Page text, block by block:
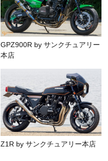
GPZ900R by サンクチュアリー
本店
Z1R by サンクチュアリー本店